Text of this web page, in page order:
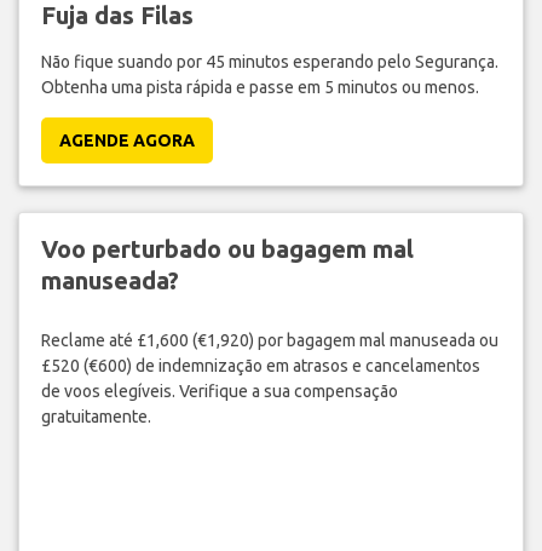
Fuja das Filas
Não fique suando por 45 minutos esperando pelo Segurança.
Obtenha uma pista rápida e passe em 5 minutos ou menos.
AGENDE AGORA
Voo perturbado ou bagagem mal
manuseada?
Reclame até £1,600 (€1,920) por bagagem mal manuseada ou
£520 (€600) de indemnização em atrasos e cancelamentos
de voos elegíveis. Verifique a sua compensação
gratuitamente.